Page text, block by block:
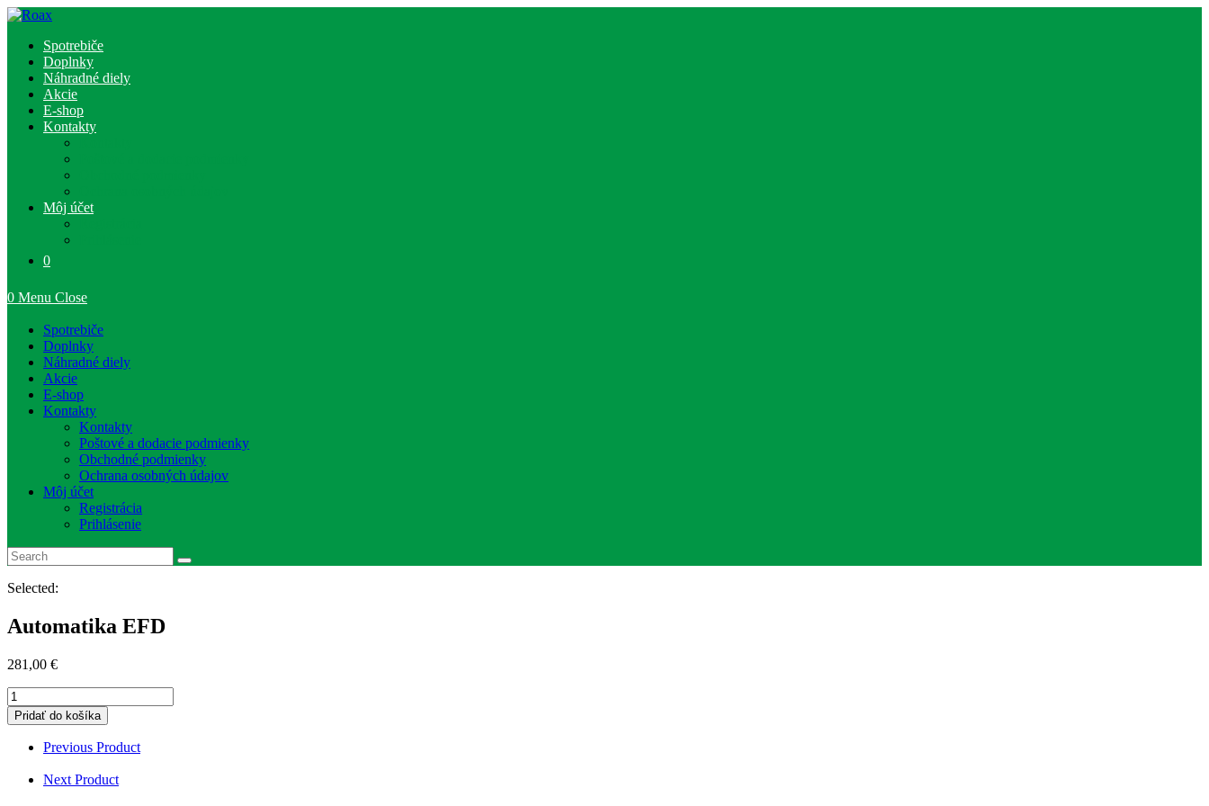
Skip
contentSpotrebiče
Doplnky
Náhradné diely
Akcie
E-shop
Kontakty
Môj účet
0
0 Menu Close
Spotrebiče
Doplnky
Náhradné diely
Akcie
E-shop
Kontakty
Kontakty
Poštové a dodacie podmienky
Obchodné podmienky
Ochrana osobných údajov
Môj účet
Registrácia
Prihlásenie
Selected:
Automatika EFD
281,00 €
množstvo
Automatika
EFD
Pridať do košíka
Previous Product
Next Product